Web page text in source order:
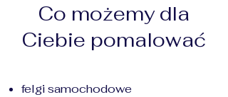
Co możemy dla
Ciebie pomalować
felgi samochodowe